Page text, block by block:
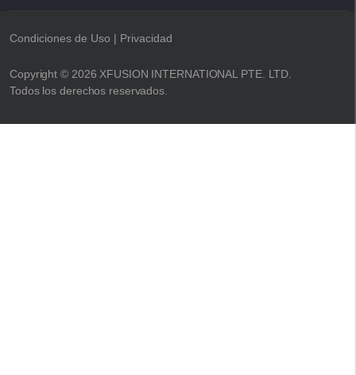
Copyright © 2026 XFUSION INTERNATIONAL PTE. LTD.
Todos los derechos reservados.
Condiciones de Uso | Privacidad